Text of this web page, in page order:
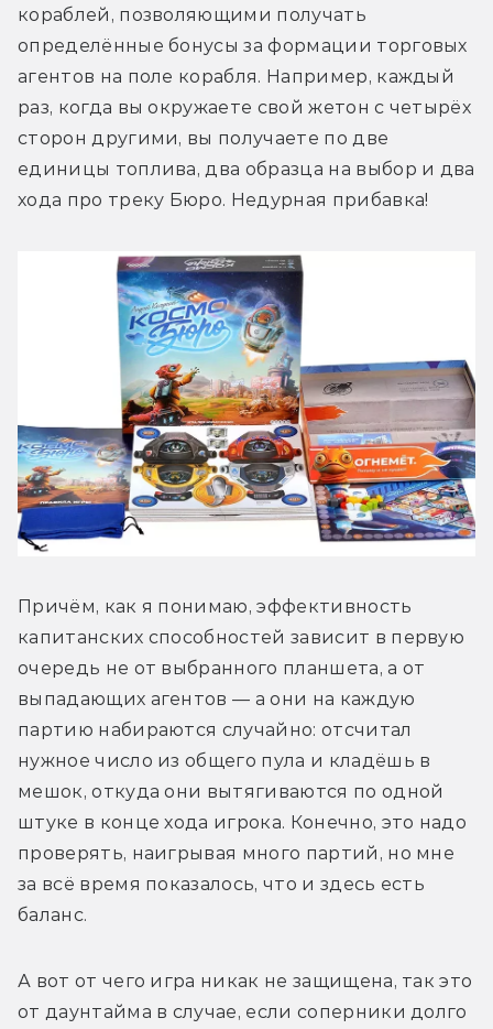
кораблей, позволяющими получать
определённые бонусы за формации торговых
агентов на поле корабля. Например, каждый
раз, когда вы окружаете свой жетон с четырёх
сторон другими, вы получаете по две
единицы топлива, два образца на выбор и два
хода про треку Бюро. Недурная прибавка!
Причём, как я понимаю, эффективность
капитанских способностей зависит в первую
очередь не от выбранного планшета, а от
выпадающих агентов — а они на каждую
партию набираются случайно: отсчитал
нужное число из общего пула и кладёшь в
мешок, откуда они вытягиваются по одной
штуке в конце хода игрока. Конечно, это надо
проверять, наигрывая много партий, но мне
за всё время показалось, что и здесь есть
баланс.
А вот от чего игра никак не защищена, так это
от даунтайма в случае, если соперники долго